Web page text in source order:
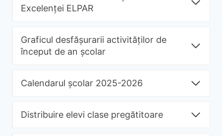
Excelenței ELPAR
Graficul desfășurarii activităților de
început de an școlar
Calendarul școlar 2025-2026
Distribuire elevi clase pregătitoare